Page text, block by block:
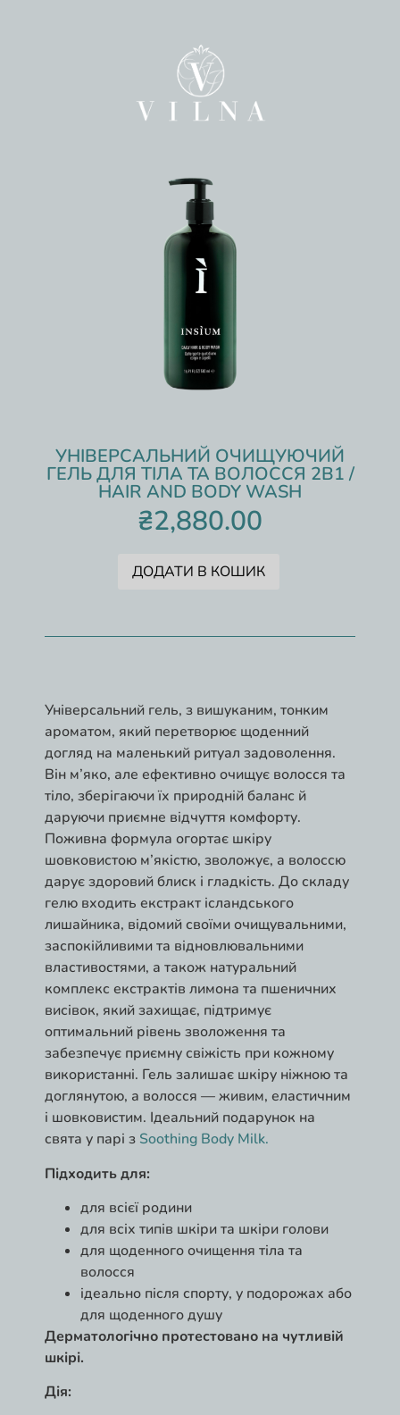
УНІВЕРСАЛЬНИЙ ОЧИЩУЮЧИЙ
ГЕЛЬ ДЛЯ ТІЛА ТА ВОЛОССЯ 2В1 /
HAIR AND BODY WASH
₴2,880.00
ДОДАТИ В КОШИК
Універсальний гель, з вишуканим, тонким
ароматом, який перетворює щоденний
догляд на маленький ритуал задоволення.
Він м’яко, але ефективно очищує волосся та
тіло, зберігаючи їх природній баланс й
даруючи приємне відчуття комфорту.
Поживна формула огортає шкіру
шовковистою м’якістю, зволожує, а волоссю
дарує здоровий блиск і гладкість. До складу
гелю входить екстракт ісландського
лишайника, відомий своїми очищувальними,
заспокійливими та відновлювальними
властивостями, а також натуральний
комплекс екстрактів лимона та пшеничних
висівок, який захищає, підтримує
оптимальний рівень зволоження та
забезпечує приємну свіжість при кожному
використанні. Гель залишає шкіру ніжною та
доглянутою, а волосся — живим, еластичним
і шовковистим. Ідеальний подарунок на
свята у парі з Soothing Body Milk.
Підходить для:
для всієї родини
для всіх типів шкіри та шкіри голови
для щоденного очищення тіла та
волосся
ідеально після спорту, у подорожах або
для щоденного душу
Дерматологічно протестовано на чутливій
шкірі.
Дія: